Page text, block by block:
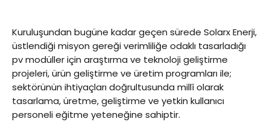
Kuruluşundan bugüne kadar geçen sürede Solarx Enerji,
üstlendiği misyon gereği verimliliğe odaklı tasarladığı
pv modüller için araştırma ve teknoloji geliştirme
projeleri, ürün geliştirme ve üretim programları ile;
sektörünün ihtiyaçları doğrultusunda millî olarak
tasarlama, üretme, geliştirme ve yetkin kullanıcı
personeli eğitme yeteneğine sahiptir.